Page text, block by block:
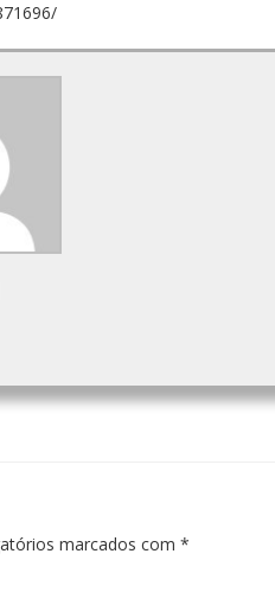
marcados com *